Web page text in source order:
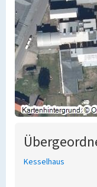
Kesselhaus